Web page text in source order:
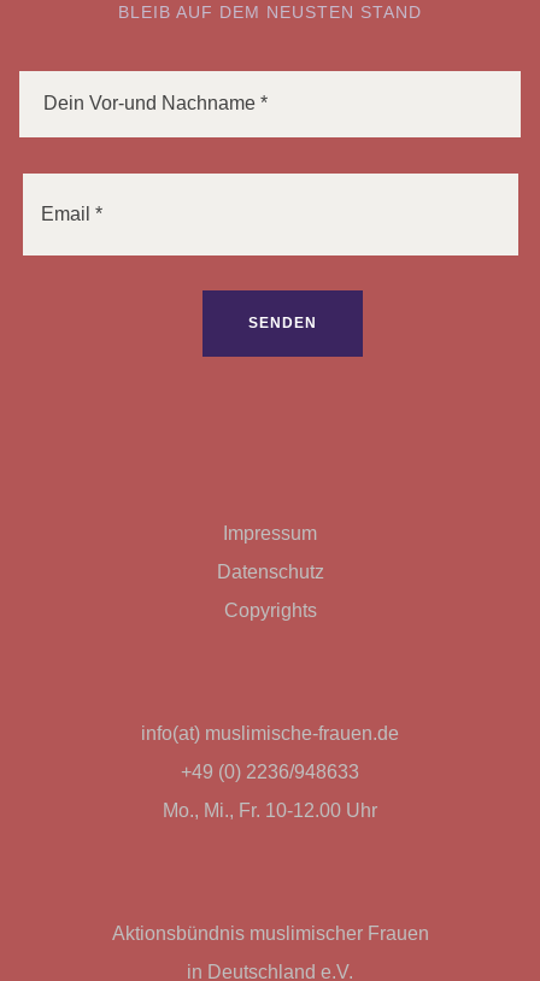
BLEIB AUF DEM NEUSTEN STAND
Impressum
Datenschutz
Copyrights
info(at) muslimische-frauen.de
+49 (0) 2236/948633
Mo., Mi., Fr. 10-12.00 Uhr
Aktionsbündnis muslimischer Frauen
in Deutschland e.V.